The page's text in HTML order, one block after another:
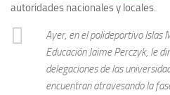
autoridades nacionales y locales.
Ayer, en el polideportivo Islas
Educación Jaime Perczyk, le
delegaciones de las
encuentran atravesando la